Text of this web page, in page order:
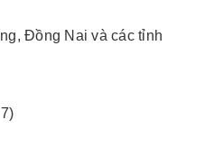
Đồng Nai và các tỉnh